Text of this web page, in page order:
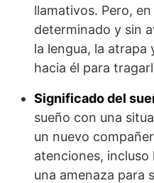
llamativos. Pero,
determinado y sin
la lengua, la atrapa
hacia él para
Significado del
sueño con una
un nuevo
atenciones, incluso
una amenaza para